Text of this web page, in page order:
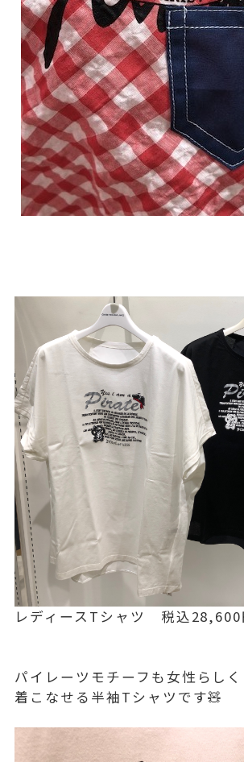
レディースTシャツ 税込28,600
パイレーツモチーフも女性らしく
着こなせる半袖Tシャツです🧸